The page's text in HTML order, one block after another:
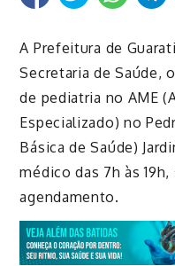
A Prefeitura de
Secretaria de Saúde,
de pediatria no AME
Especializado) no
Básica de Saúde)
médico das 7h às
agendamento.